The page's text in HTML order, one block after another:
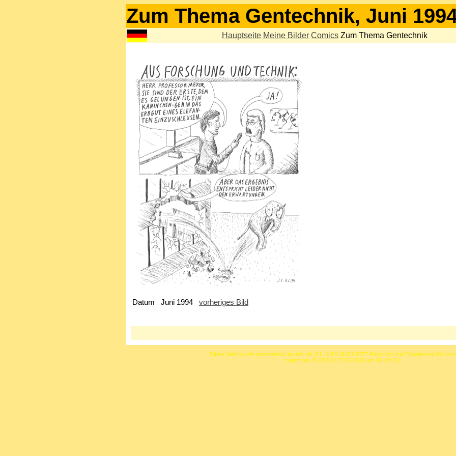
Zum Thema Gentechnik, Juni
Hauptseite Meine Bilder Comics Zum Thema Gentechnik
Datum Juni 1994 vorheriges Bild
Diese Seite wurde automatisch erstellt mit JULIAN'S MACHSEIT Perlscript (mit Erweiterung für
zuletzt am 15.08.50 / 27.05.2026 um 09 Uhr 51